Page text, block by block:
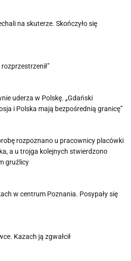
na skuterze. Skończyło się
uderza w Polskę. „Gdański
i Polska mają bezpośrednią granicę”
rozpoznano u pracownicy placówki
a u trojga kolejnych stwierdzono
gruźlicy
w centrum Poznania. Posypały się
Kazach ją zgwałcił